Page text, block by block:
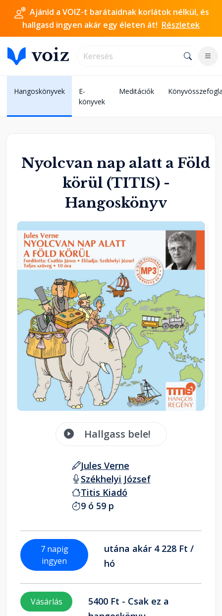
Ajánld a VOIZ-t barátaidnak korlátok nélkül, és
hallgasd ingyen akár egy életen át! Részletek
Hangoskönyvek
E-
könyvek
Meditációk
Nyolcvan nap alatt a Föld
körül (TITIS) -
Hangoskönyv
Hallgass bele!
Jules Verne
Székhelyi József
Titis Kiadó
9 ó 59 p
7 napig
ingyen
utána akár 4 228 Ft /
hó
Vásárlás
5400 Ft - Csak ez a